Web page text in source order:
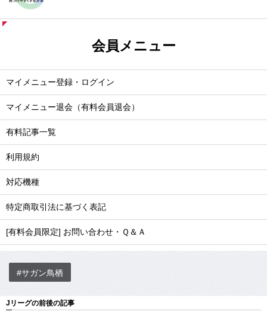
会員メニュー
マイメニュー登録・ログイン
マイメニュー退会（有料会員退会）
有料記事一覧
利用規約
対応機種
特定商取引法に基づく表記
[有料会員限定] お問い合わせ・Ｑ＆Ａ
#サガン鳥栖
Jリーグの前後の記事